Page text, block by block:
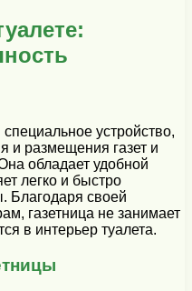
устройство,
и размещения газет и
обладает удобной
легко и быстро
Благодаря своей
газетница не занимает
в интерьер туалета.